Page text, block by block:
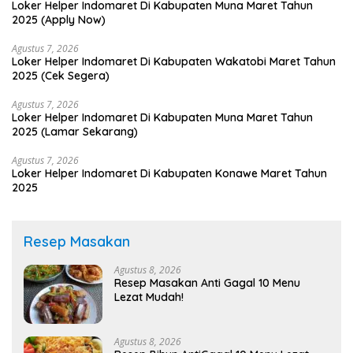
Loker Helper Indomaret Di Kabupaten Muna Maret Tahun
2025 (Apply Now)
Agustus 7, 2026
Loker Helper Indomaret Di Kabupaten Wakatobi Maret Tahun
2025 (Cek Segera)
Agustus 7, 2026
Loker Helper Indomaret Di Kabupaten Muna Maret Tahun
2025 (Lamar Sekarang)
Agustus 7, 2026
Loker Helper Indomaret Di Kabupaten Konawe Maret Tahun
2025
Resep Masakan
Agustus 8, 2026
Resep Masakan Anti Gagal 10 Menu
Lezat Mudah!
Agustus 8, 2026